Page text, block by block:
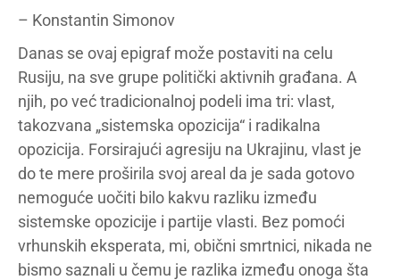
– Konstantin Simonov
Danas se ovaj epigraf može postaviti na celu
Rusiju, na sve grupe politički aktivnih građana. A
njih, po već tradicionalnoj podeli ima tri: vlast,
takozvana „sistemska opozicija“ i radikalna
opozicija. Forsirajući agresiju na Ukrajinu, vlast je
do te mere proširila svoj areal da je sada gotovo
nemoguće uočiti bilo kakvu razliku između
sistemske opozicije i partije vlasti. Bez pomoći
vrhunskih eksperata, mi, obični smrtnici, nikada ne
bismo saznali u čemu je razlika između onoga šta